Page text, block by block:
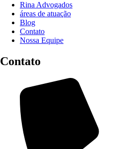
Rina Advogados
áreas de atuação
Blog
Contato
Nossa Equipe
Contato